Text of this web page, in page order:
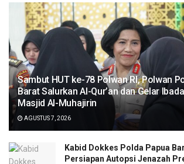
Sambut HUT ke-78 Polwan RI, Polwan
Barat Salurkan Al-Qur’an dan Gelar
Masjid Al-Muhajirin
AGUSTUS 7, 2026
Kabid Dokkes Polda Papua
Persiapan Autopsi Jenazah